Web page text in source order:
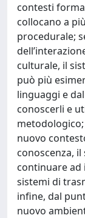
contesti
collocano a
procedurale;
culturale, il
può più
linguaggi e
conoscerli e
nuovo
conoscenza,
continuare
sistemi di
infine, dal
nuovo